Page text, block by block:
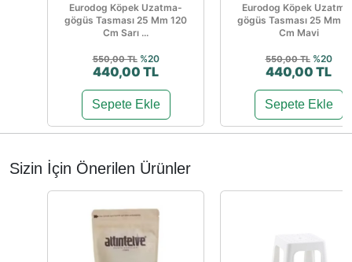
Eurodog Köpek Uzatma-
gögüs Tasması 25 Mm 120
Cm Sarı ...
550,00 TL %20
440,00 TL
Sepete Ekle
Eurodog Köpek
gögüs Tasması 25 Mm
Cm Mavi
550,00 TL %20
440,00 TL
Sepete Ekle
Sizin İçin Önerilen Ürünler